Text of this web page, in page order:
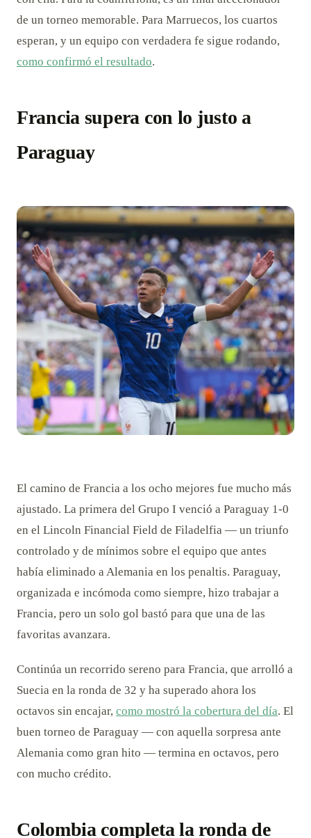
de un torneo memorable. Para Marruecos, los cuartos
esperan, y un equipo con verdadera fe sigue rodando,
como confirmó el resultado.
Francia supera con lo justo a
Paraguay
El camino de Francia a los ocho mejores fue mucho más
ajustado. La primera del Grupo I venció a Paraguay 1-0
en el Lincoln Financial Field de Filadelfia — un triunfo
controlado y de mínimos sobre el equipo que antes
había eliminado a Alemania en los penaltis. Paraguay,
organizada e incómoda como siempre, hizo trabajar a
Francia, pero un solo gol bastó para que una de las
favoritas avanzara.
Continúa un recorrido sereno para Francia, que arrolló a
Suecia en la ronda de 32 y ha superado ahora los
octavos sin encajar, como mostró la cobertura del día. El
buen torneo de Paraguay — con aquella sorpresa ante
Alemania como gran hito — termina en octavos, pero
con mucho crédito.
Colombia completa la ronda de